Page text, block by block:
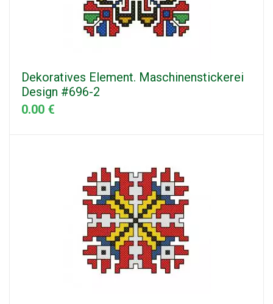
Dekoratives Element. Maschinenstickerei
Design #696-2
0.00 €